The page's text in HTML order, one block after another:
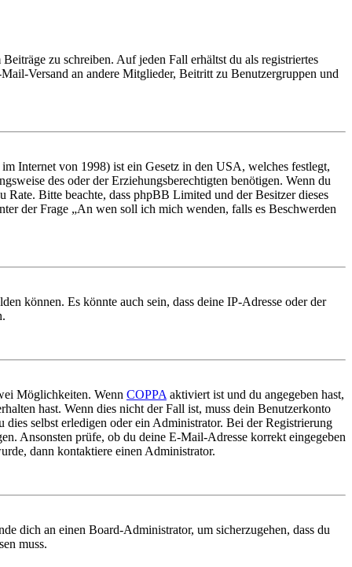
zu schreiben. Auf jeden Fall erhältst du als registriertes
Versand an andere Mitglieder, Beitritt zu Benutzergruppen und
Internet von 1998) ist ein Gesetz in den USA, welches festlegt,
des oder der Erziehungsberechtigten benötigen. Wenn du
Bitte beachte, dass phpBB Limited und der Besitzer dieses
der Frage „An wen soll ich mich wenden, falls es Beschwerden
können. Es könnte auch sein, dass deine IP-Adresse oder der
Möglichkeiten. Wenn COPPA aktiviert ist und du angegeben hast,
hast. Wenn dies nicht der Fall ist, muss dein Benutzerkonto
selbst erledigen oder ein Administrator. Bei der Registrierung
Ansonsten prüfe, ob du deine E-Mail-Adresse korrekt eingegeben
dann kontaktiere einen Administrator.
dich an einen Board-Administrator, um sicherzugehen, dass du
muss.